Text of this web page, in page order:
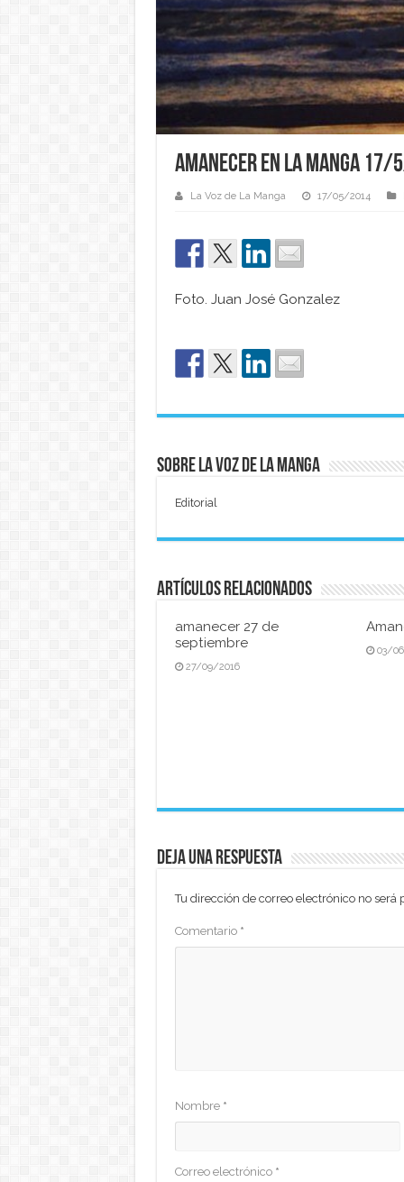
Amanecer en La Manga 17/
La Voz de La Manga 17/05/2014
Foto. Juan José Gonzalez
Sobre La Voz de La Manga
Editorial
Artículos relacionados
amanecer 27 de
septiembre
27/09/2016
03/
Deja una respuesta
Tu dirección de correo electrónico no será
Comentario *
Nombre *
Correo electrónico *